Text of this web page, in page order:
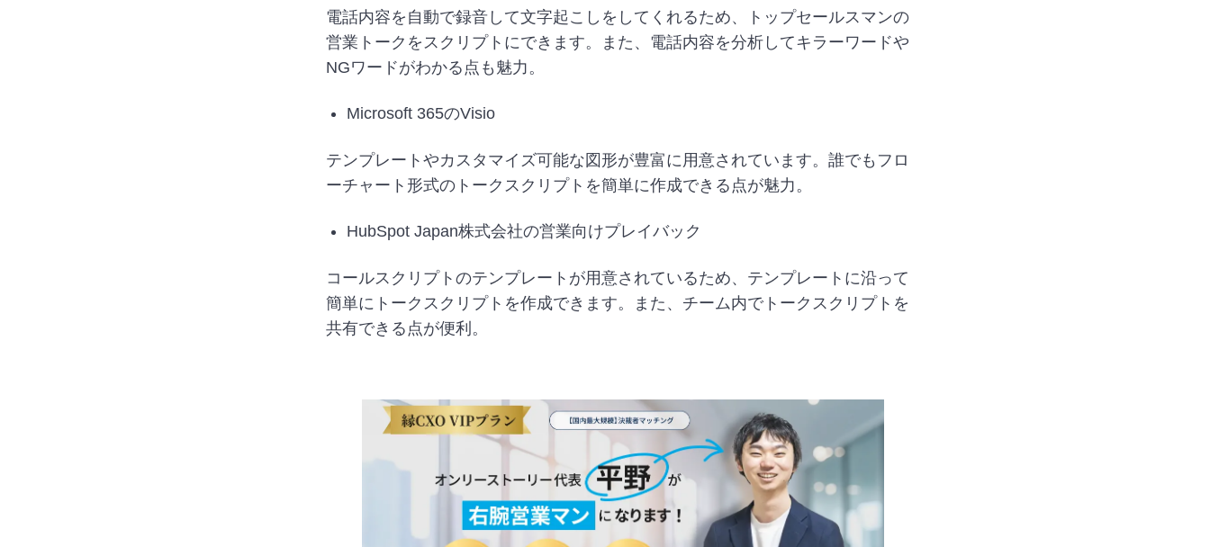
電話内容を自動で録音して文字起こしをしてくれるため、トップセールスマンの
営業トークをスクリプトにできます。また、電話内容を分析してキラーワードや
NGワードがわかる点も魅力。
Microsoft 365のVisio
テンプレートやカスタマイズ可能な図形が豊富に用意されています。誰でもフロ
ーチャート形式のトークスクリプトを簡単に作成できる点が魅力。
HubSpot Japan株式会社の営業向けプレイバック
コールスクリプトのテンプレートが用意されているため、テンプレートに沿って
簡単にトークスクリプトを作成できます。また、チーム内でトークスクリプトを
共有できる点が便利。